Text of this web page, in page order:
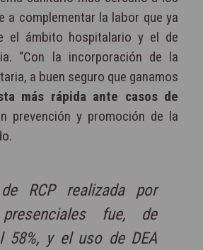
a complementar la labor que ya
el ámbito hospitalario y el de
“Con la incorporación de la
a buen seguro que ganamos
más rápida ante casos de
prevención y promoción de la
RCP realizada por
fue, de
58%, y el uso de DEA